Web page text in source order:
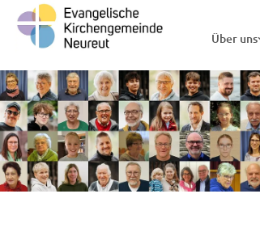
Über uns